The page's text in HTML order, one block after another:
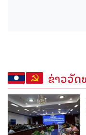
ຂ່າວວັ